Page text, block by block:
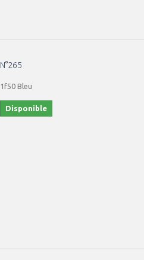
N°265
1f50 Bleu
Disponible